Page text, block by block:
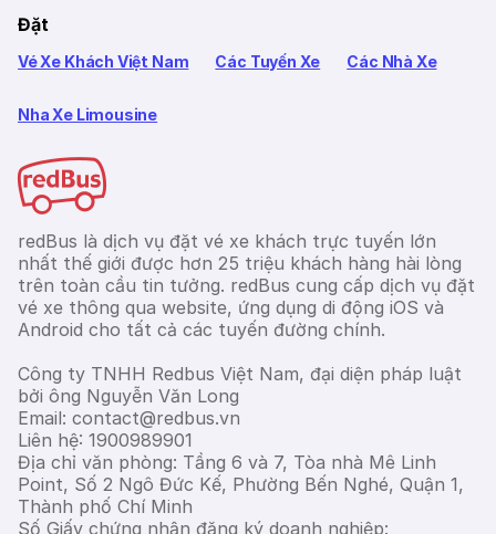
Đặt
Vé Xe Khách Việt Nam Các Tuyến Xe Các Nhà Xe
Nha Xe Limousine
redBus là dịch vụ đặt vé xe khách trực tuyến lớn
nhất thế giới được hơn 25 triệu khách hàng hài lòng
trên toàn cầu tin tưởng. redBus cung cấp dịch vụ đặt
vé xe thông qua website, ứng dụng di động iOS và
Android cho tất cả các tuyến đường chính.
Công ty TNHH Redbus Việt Nam, đại diện pháp luật
bởi ông Nguyễn Văn Long
Email: contact@redbus.vn
Liên hệ: 1900989901
Địa chỉ văn phòng: Tầng 6 và 7, Tòa nhà Mê Linh
Point, Số 2 Ngô Đức Kế, Phường Bến Nghé, Quận 1,
Thành phố Chí Minh
Số Giấy chứng nhận đăng ký doanh nghiệp: